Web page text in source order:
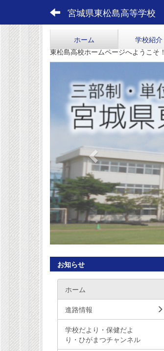
宮城県東松島高等学校
ホーム 学校紹介
東松島高校ホームページへようこそ！
r
e
v
i
o
u
s
お知らせ
ホーム
進路情報
学校だより・保健だよ
り・ひがまつチャンネル